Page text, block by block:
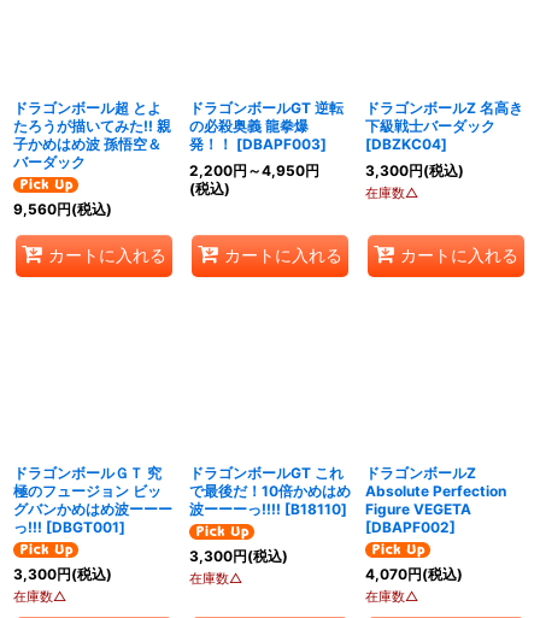
ドラゴンボール超 とよ
たろうが描いてみた!! 親
子かめはめ波 孫悟空＆
バーダック
9,560円(税込)
カートに入れる
ドラゴンボールGT 逆転
の必殺奥義 龍拳爆
発！！ [DBAPF003]
2,200円 ～4,950円
(税込)
カートに入れる
ドラゴンボールZ 名高き
下級戦士バーダック
[DBZKC04]
3,300円(税込)
在庫数△
カートに入れる
ドラゴンボールＧＴ 究
極のフュージョン ビッ
グバンかめはめ波ーーー
っ!!! [DBGT001]
3,300円(税込)
在庫数△
ドラゴンボールGT これ
で最後だ！10倍かめはめ
波ーーーっ!!!! [B18110]
3,300円(税込)
在庫数△
ドラゴンボールZ
Absolute Perfection
Figure VEGETA
[DBAPF002]
4,070円(税込)
在庫数△